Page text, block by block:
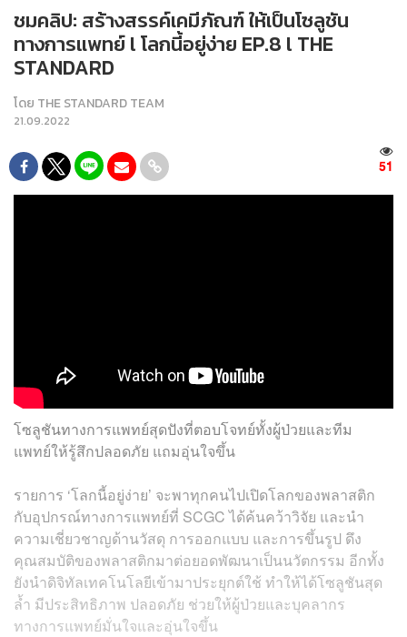
ชมคลิป: สร้างสรรค์เคมีภัณฑ์ ให้เป็นโซลูชัน
ทางการแพทย์ l โลกนี้อยู่ง่าย EP.8 l THE
STANDARD
โดย THE STANDARD TEAM
21.09.2022
51
โซลูชันทางการแพทย์สุดปังที่ตอบโจทย์ทั้งผู้ป่วยและทีม
แพทย์ให้รู้สึกปลอดภัย แถมอุ่นใจขึ้น
รายการ ‘โลกนี้อยู่ง่าย’ จะพาทุกคนไปเปิดโลกของพลาสติก
กับอุปกรณ์ทางการแพทย์ที่ SCGC ได้ค้นคว้าวิจัย และนำ
ความเชี่ยวชาญด้านวัสดุ การออกแบบ และการขึ้นรูป ดึง
คุณสมบัติของพลาสติกมาต่อยอดพัฒนาเป็นนวัตกรรม อีกทั้ง
ยังนำดิจิทัลเทคโนโลยีเข้ามาประยุกต์ใช้ ทำให้ได้โซลูชันสุด
ล้ำ มีประสิทธิภาพ ปลอดภัย ช่วยให้ผู้ป่วยและบุคลากร
ทางการแพทย์มั่นใจและอุ่นใจขึ้น